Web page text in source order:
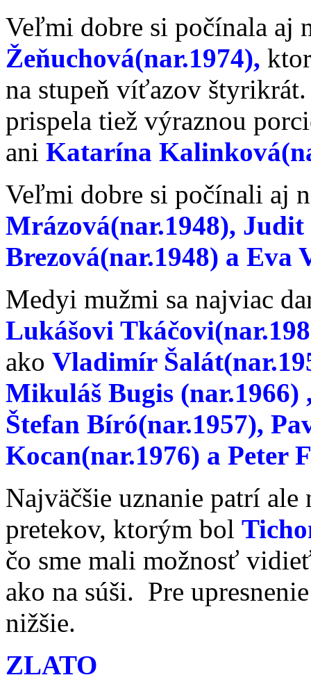
Veľmi dobre si počínala aj
Žeňuchová(nar.1974),
na stupeň víťazov
prispela tiež výraznou
ani Katarína
Veľmi dobre si počínali aj
Mrázová(nar.1948),
Brezová(nar.1948) a Eva
Medyi mužmi sa najviac
Lukášovi
ako Vladimír
Mikuláš Bugis
Štefan Bíró(nar.1957),
Kocan(nar.1976) a Peter
Najväčšie uznanie patrí
pretekov, ktorým bol
čo sme mali možnosť
ako na súši. Pre
nižšie.
ZLATO